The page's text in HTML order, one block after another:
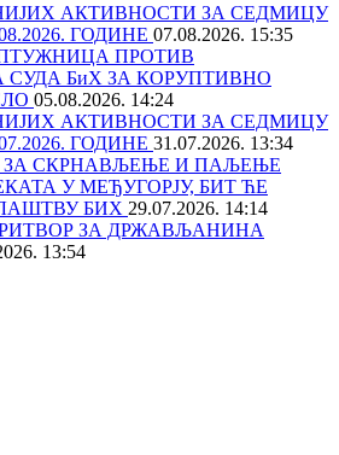
АКТИВНОСТИ ЗА СЕДМИЦУ
ГОДИНЕ 07.08.2026. 15:35
ПРОТИВ
БиХ ЗА КОРУПТИВНО
05.08.2026. 14:24
АКТИВНОСТИ ЗА СЕДМИЦУ
ГОДИНЕ 31.07.2026. 13:34
СКРНАВЉЕЊЕ И ПАЉЕЊЕ
У МЕЂУГОРЈУ, БИТ ЋЕ
БИХ 29.07.2026. 14:14
ЗА ДРЖАВЉАНИНА
13:54